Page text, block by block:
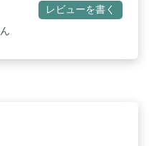
レビューを書く